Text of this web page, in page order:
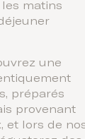
matins
une
préparés
provenant
et lors de